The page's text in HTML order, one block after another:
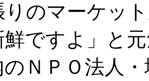
りのマーケッ
鮮ですよ」と
ＮＰＯ法人